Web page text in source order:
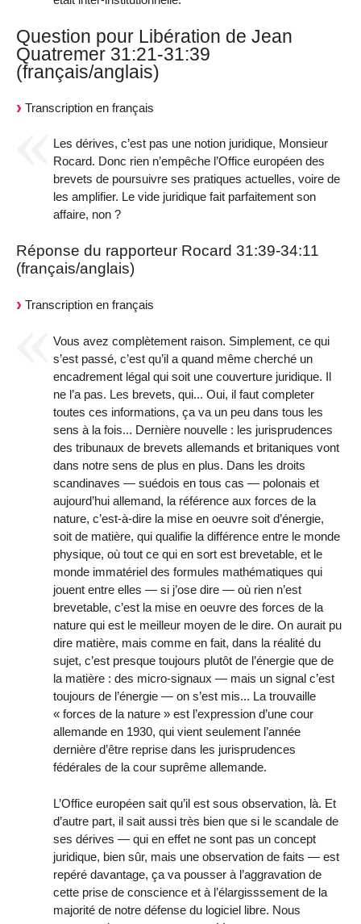
Question pour Libération de Jean
Quatremer 31:21-31:39
(français/anglais)
Transcription en français
Les dérives, c’est pas une notion juridique, Monsieur
Rocard. Donc rien n’empêche l’Office européen des
brevets de poursuivre ses pratiques actuelles, voire de
les amplifier. Le vide juridique fait parfaitement son
affaire, non ?
Réponse du rapporteur Rocard 31:39-34:11
(français/anglais)
Transcription en français
Vous avez complètement raison. Simplement, ce qui
s’est passé, c’est qu’il a quand même cherché un
encadrement légal qui soit une couverture juridique. Il
ne l’a pas. Les brevets, qui... Oui, il faut completer
toutes ces informations, ça va un peu dans tous les
sens à la fois... Dernière nouvelle : les jurisprudences
des tribunaux de brevets allemands et britaniques vont
dans notre sens de plus en plus. Dans les droits
scandinaves — suédois en tous cas — polonais et
aujourd’hui allemand, la référence aux forces de la
nature, c’est-à-dire la mise en oeuvre soit d’énergie,
soit de matière, qui qualifie la différence entre le monde
physique, où tout ce qui en sort est brevetable, et le
monde immatériel des formules mathématiques qui
jouent entre elles — si j’ose dire — où rien n’est
brevetable, c’est la mise en oeuvre des forces de la
nature qui est le meilleur moyen de le dire. On aurait pu
dire matière, mais comme en fait, dans la réalité du
sujet, c’est presque toujours plutôt de l’énergie que de
la matière : des micro-signaux — mais un signal c’est
toujours de l’énergie — on s’est mis... La trouvaille
« forces de la nature » est l’expression d’une cour
allemande en 1930, qui vient seulement l’année
dernière d’être reprise dans les jurisprudences
fédérales de la cour suprême allemande.
L’Office européen sait qu’il est sous observation, là. Et
d’autre part, il sait aussi très bien que si le scandale de
ses dérives — qui en effet ne sont pas un concept
juridique, bien sûr, mais une observation de faits — est
repéré davantage, ça va pousser à l’aggravation de
cette prise de conscience et à l’élargisssement de la
majorité de notre défense du logiciel libre. Nous